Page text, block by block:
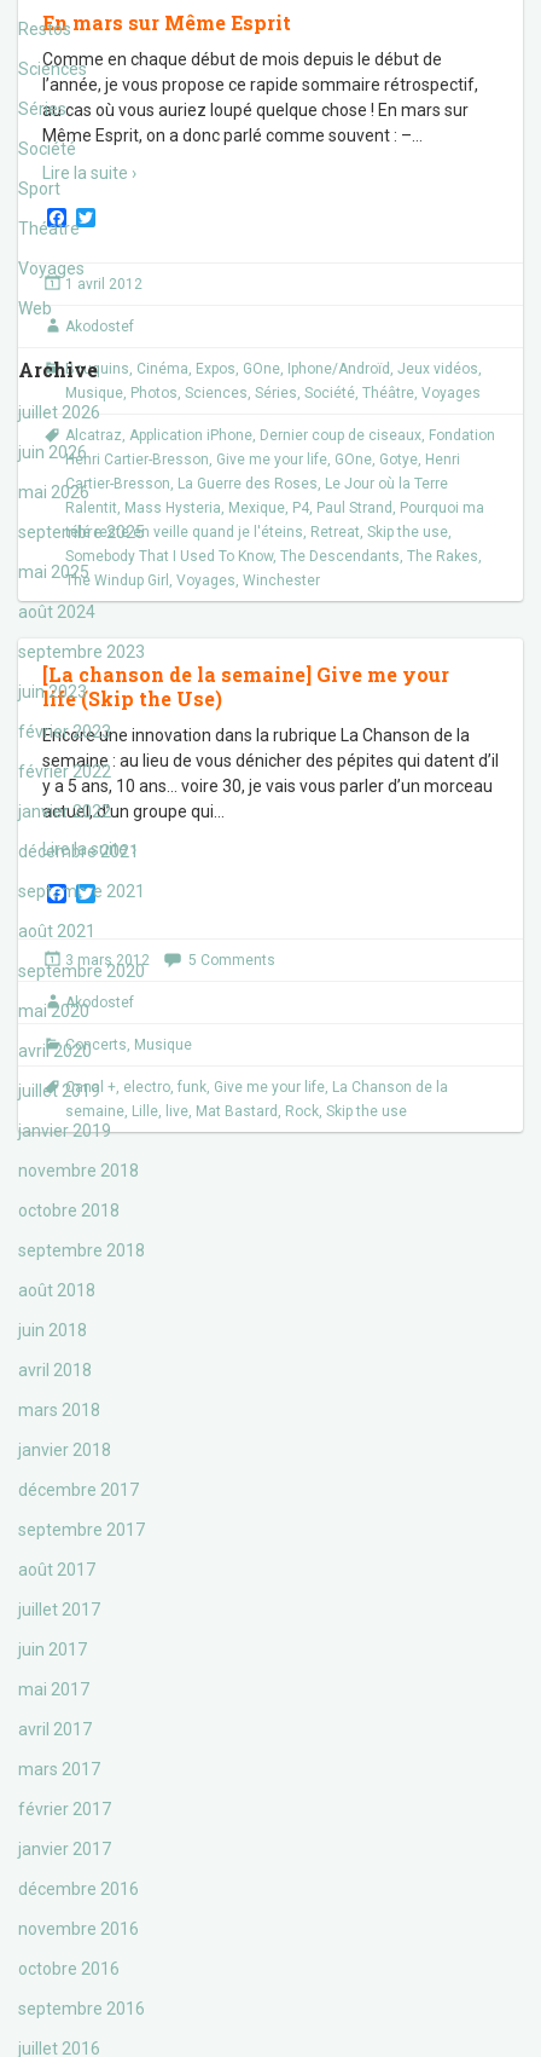
Restos
Sciences
Séries
Société
Sport
Théâtre
Voyages
Web
Archive
juillet 2026
juin 2026
mai 2026
septembre 2025
mai 2025
août 2024
septembre 2023
juin 2023
février 2023
février 2022
janvier 2022
décembre 2021
septembre 2021
août 2021
septembre 2020
mai 2020
avril 2020
juillet 2019
janvier 2019
novembre 2018
octobre 2018
septembre 2018
août 2018
juin 2018
avril 2018
mars 2018
janvier 2018
décembre 2017
septembre 2017
août 2017
juillet 2017
juin 2017
mai 2017
avril 2017
mars 2017
février 2017
janvier 2017
décembre 2016
novembre 2016
octobre 2016
septembre 2016
juillet 2016
En mars sur Même Esprit
Comme en chaque début de mois depuis le début de
l’année, je vous propose ce rapide sommaire rétrospectif,
au cas où vous auriez loupé quelque chose ! En mars sur
Même Esprit, on a donc parlé comme souvent : –
Lire la suite ›
F
a
e
b
o
t
t
r
1 avril 2012
Akodostef
Bouquins, Cinéma, Expos, GOne, Iphone/Androïd , Jeux vidéos,
Musique, Photos, Sciences, Séries, Société, Théâtre, Voyages
Alcatraz, Application iPhone, Dernier coup de ciseaux, Fondation
Henri Cartier-Bresson, Give me your life, GOne, Gotye, Henri
Cartier-Bresson, La Guerre des Roses, Le Jour où la Terre
Ralentit, Mass Hysteria, Mexique, P4, Paul Strand , Pourquoi ma
télé reste en veille quand je l'éteins, Retreat, Skip the use,
Somebody That I Used To Know, The Descendants, The Rakes,
The Windup Girl , Voyages, Winchester
[La chanson de la semaine] Give me your
life (Skip the Use)
Encore une innovation dans la rubrique La Chanson de la
semaine : au lieu de vous dénicher des pépites qui datent d’il
y a 5 ans, 10 ans… voire 30, je vais vous parler d’un morceau
actuel, d’un groupe qui
Lire la suite ›
F
c
e
b
o
T
t
r
3 mars 2012 5 Comments
Akodostef
Concerts, Musique
Canal +, electro, funk, Give me your life, La Chanson de la
semaine, Lille, live, Mat Bastard , Rock, Skip the use